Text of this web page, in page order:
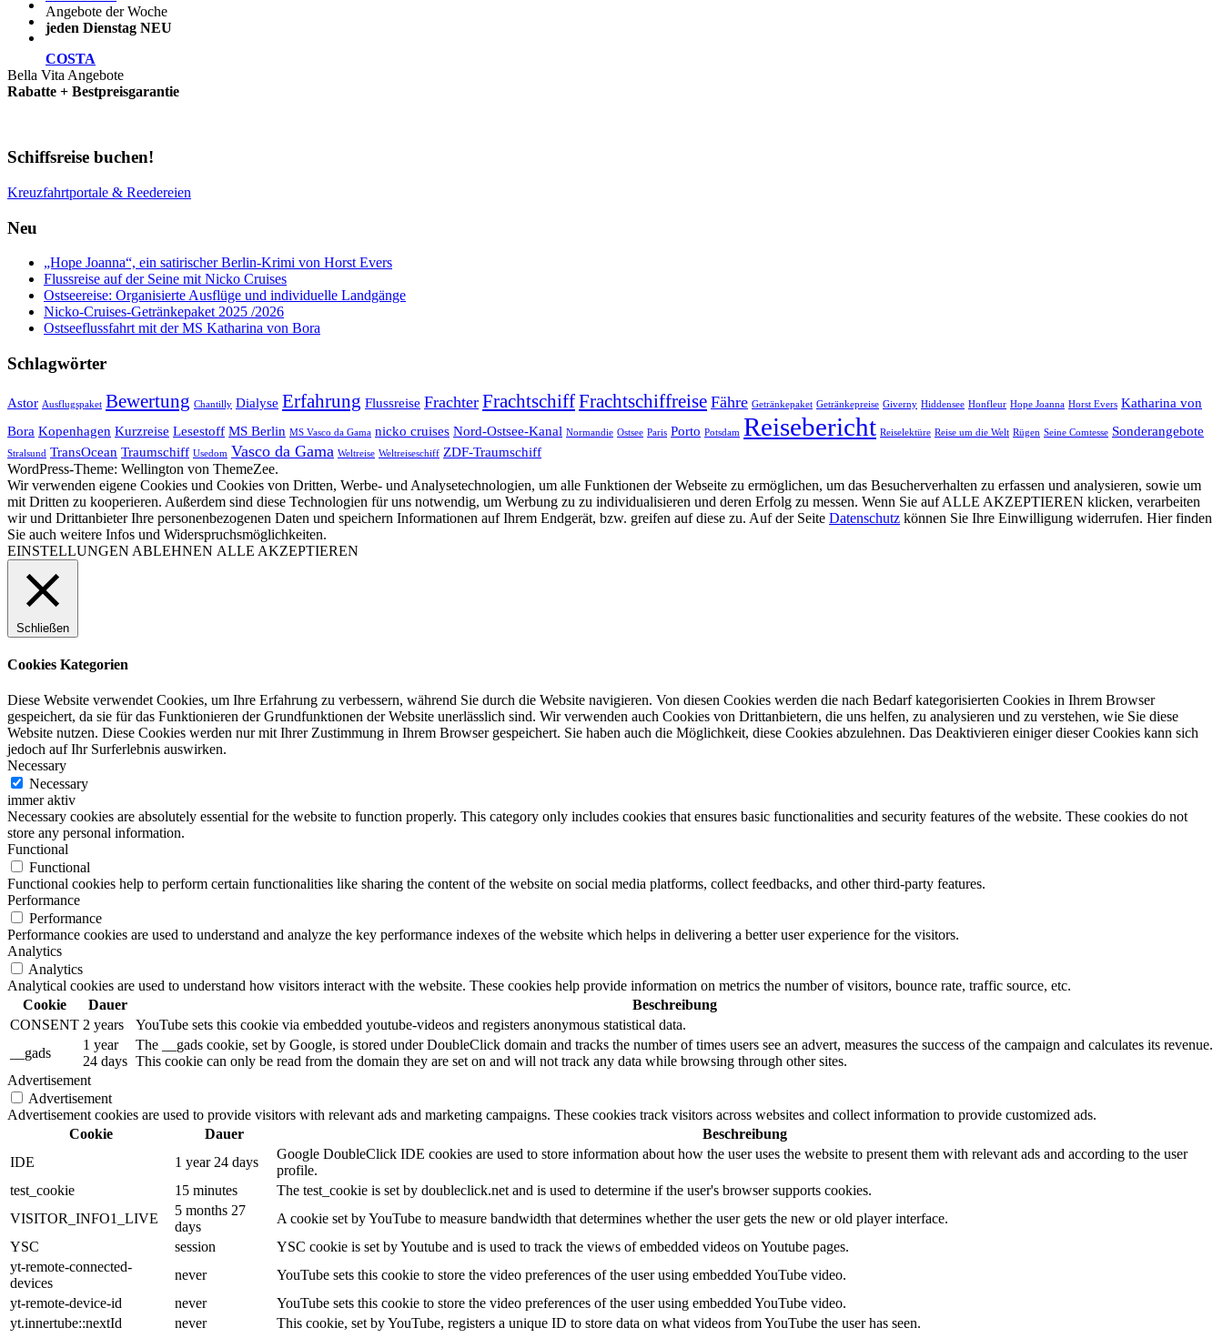
Angebote der Woche
jeden Dienstag NEU
COSTA
Bella Vita Angebote
Rabatte + Bestpreisgarantie
Schiffsreise buchen!
Kreuzfahrtportale & Reedereien
Neu
„Hope Joanna“, ein satirischer Berlin-Krimi von Horst Evers
Flussreise auf der Seine mit Nicko Cruises
Ostseereise: Organisierte Ausflüge und individuelle Landgänge
Nicko-Cruises-Getränkepaket 2025 /2026
Ostseeflussfahrt mit der MS Katharina von Bora
Schlagwörter
Astor Ausflugspaket Bewertung Chantilly Dialyse Erfahrung Flussreise Frachter FrachtschiffFrachtschiffreise Fähre Getränkepaket Getränkepreise Giverny Hiddensee Honfleur Hope Joanna Horst Evers Katharina von
Bora Kopenhagen Kurzreise Lesestoff MS Berlin MS Vasco da Gama nicko cruises Nord-Ostsee-Kanal Normandie Ostsee Paris Porto Potsdam Reisebericht Reiselektüre Reise um die Welt Rügen Seine Comtesse Sonderangebote
Stralsund TransOcean Traumschiff Usedom Vasco da Gama Weltreise Weltreiseschiff ZDF-Traumschiff
WordPress-Theme: Wellington von ThemeZee.
Wir verwenden eigene Cookies und Cookies von Dritten, Werbe- und Analysetechnologien, um alle Funktionen der Webseite zu ermöglichen, um das Besucherverhalten zu erfassen und analysieren, sowie um
mit Dritten zu kooperieren. Außerdem sind diese Technologien für uns notwendig, um Werbung zu zu individualisieren und deren Erfolg zu messen. Wenn Sie auf ALLE AKZEPTIEREN klicken, verarbeiten
wir und Drittanbieter Ihre personenbezogenen Daten und speichern Informationen auf Ihrem Endgerät, bzw. greifen auf diese zu. Auf der Seite Datenschutz können Sie Ihre Einwilligung widerrufen. Hier finden
Sie auch weitere Infos und Widerspruchsmöglichkeiten.
EINSTELLUNGEN ABLEHNEN ALLE AKZEPTIEREN
Schließen
Cookies Kategorien
Diese Website verwendet Cookies, um Ihre Erfahrung zu verbessern, während Sie durch die Website navigieren. Von diesen Cookies werden die nach Bedarf kategorisierten Cookies in Ihrem Browser
gespeichert, da sie für das Funktionieren der Grundfunktionen der Website unerlässlich sind. Wir verwenden auch Cookies von Drittanbietern, die uns helfen, zu analysieren und zu verstehen, wie Sie diese
Website nutzen. Diese Cookies werden nur mit Ihrer Zustimmung in Ihrem Browser gespeichert. Sie haben auch die Möglichkeit, diese Cookies abzulehnen. Das Deaktivieren einiger dieser Cookies kann sich
jedoch auf Ihr Surferlebnis auswirken.
Necessary
Necessary
immer aktiv
Necessary cookies are absolutely essential for the website to function properly. This category only includes cookies that ensures basic functionalities and security features of the website. These cookies do not
store any personal information.
Functional
Functional
Functional cookies help to perform certain functionalities like sharing the content of the website on social media platforms, collect feedbacks, and other third-party features.
Performance
Performance
Performance cookies are used to understand and analyze the key performance indexes of the website which helps in delivering a better user experience for the visitors.
Analytics
Analytics
Analytical cookies are used to understand how visitors interact with the website. These cookies help provide information on metrics the number of visitors, bounce rate, traffic source, etc.
Cookie
Dauer
Beschreibung
CONSENT 2 years
YouTube sets this cookie via embedded youtube-videos and registers anonymous statistical data.
__gads
1 year
24 days
The __gads cookie, set by Google, is stored under DoubleClick domain and tracks the number of times users see an advert, measures the success of the campaign and calculates its revenue.
This cookie can only be read from the domain they are set on and will not track any data while browsing through other sites.
Advertisement
Advertisement
Advertisement cookies are used to provide visitors with relevant ads and marketing campaigns. These cookies track visitors across websites and collect information to provide customized ads.
Cookie
Dauer
Beschreibung
IDE
1 year 24 days
Google DoubleClick IDE cookies are used to store information about how the user uses the website to present them with relevant ads and according to the user
profile.
test_cookie
15 minutes
The test_cookie is set by doubleclick.net and is used to determine if the user's browser supports cookies.
VISITOR_INFO1_LIVE
5 months 27
days
A cookie set by YouTube to measure bandwidth that determines whether the user gets the new or old player interface.
YSC
session
YSC cookie is set by Youtube and is used to track the views of embedded videos on Youtube pages.
yt-remote-connected-
devices
never
YouTube sets this cookie to store the video preferences of the user using embedded YouTube video.
yt-remote-device-id
never
YouTube sets this cookie to store the video preferences of the user using embedded YouTube video.
yt.innertube::nextId
never
This cookie, set by YouTube, registers a unique ID to store data on what videos from YouTube the user has seen.